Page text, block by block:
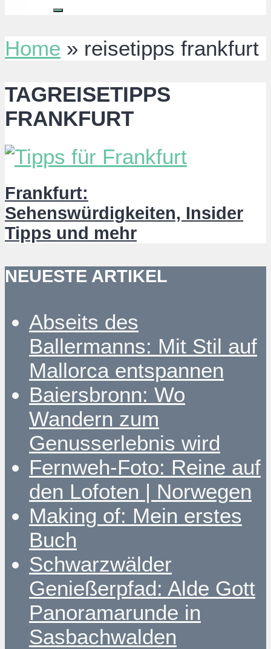
Home » reisetipps frankfurt
TAGREISETIPPS
FRANKFURT
Frankfurt:
Sehenswürdigkeiten, Insider
Tipps und mehr
NEUESTE ARTIKEL
Abseits des
Ballermanns: Mit Stil auf
Mallorca entspannen
Baiersbronn: Wo
Wandern zum
Genusserlebnis wird
Fernweh-Foto: Reine auf
den Lofoten | Norwegen
Making of: Mein erstes
Buch
Schwarzwälder
Genießerpfad: Alde Gott
Panoramarunde in
Sasbachwalden